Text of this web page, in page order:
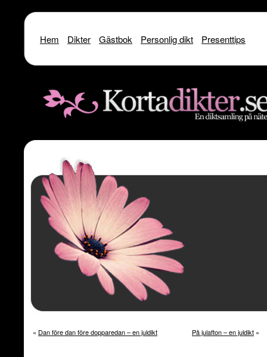
Warning: include() [function.include]: SSL operation failed with code 1. OpenSSL
Warning
Warning
: include(http://www.kortadikter.se/sms/inc.Shoutout.php) [
Warning : include() [ function.include
« Dan före dan före dopparedan – en juldikt På julafton – en juldikt »
Hem Dikter Gästbok Personlig dikt Presenttips